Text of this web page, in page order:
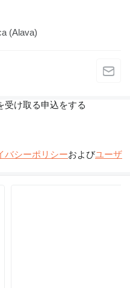
(Alava)
受け取る申込をする
バシーポリシーおよびユーザ